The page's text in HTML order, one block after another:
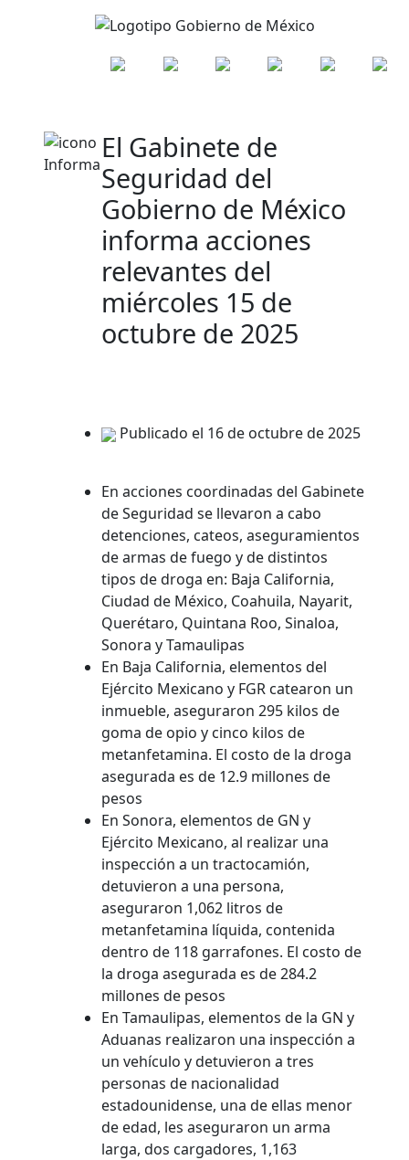
El Gabinete de
Seguridad del
Gobierno de México
informa acciones
relevantes del
miércoles 15 de
octubre de 2025
Publicado el 16 de octubre de 2025
En acciones coordinadas del Gabinete
de Seguridad se llevaron a cabo
detenciones, cateos, aseguramientos
de armas de fuego y de distintos
tipos de droga en: Baja California,
Ciudad de México, Coahuila, Nayarit,
Querétaro, Quintana Roo, Sinaloa,
Sonora y Tamaulipas
En Baja California, elementos del
Ejército Mexicano y FGR catearon un
inmueble, aseguraron 295 kilos de
goma de opio y cinco kilos de
metanfetamina. El costo de la droga
asegurada es de 12.9 millones de
pesos
En Sonora, elementos de GN y
Ejército Mexicano, al realizar una
inspección a un tractocamión,
detuvieron a una persona,
aseguraron 1,062 litros de
metanfetamina líquida, contenida
dentro de 118 garrafones. El costo de
la droga asegurada es de 284.2
millones de pesos
En Tamaulipas, elementos de la GN y
Aduanas realizaron una inspección a
un vehículo y detuvieron a tres
personas de nacionalidad
estadounidense, una de ellas menor
de edad, les aseguraron un arma
larga, dos cargadores, 1,163